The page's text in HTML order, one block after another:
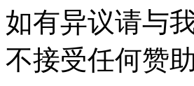
如有异议请与
不接受任何赞